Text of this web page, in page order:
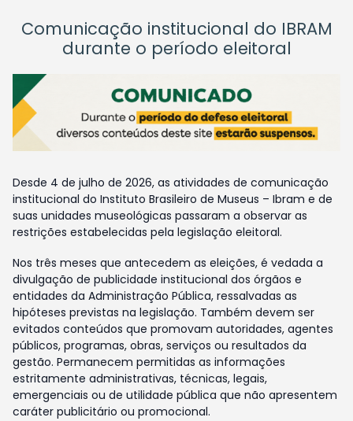
Comunicação institucional do IBRAM
durante o período eleitoral
Desde 4 de julho de 2026, as atividades de comunicação
institucional do Instituto Brasileiro de Museus – Ibram e de
suas unidades museológicas passaram a observar as
restrições estabelecidas pela legislação eleitoral.
Nos três meses que antecedem as eleições, é vedada a
divulgação de publicidade institucional dos órgãos e
entidades da Administração Pública, ressalvadas as
hipóteses previstas na legislação. Também devem ser
evitados conteúdos que promovam autoridades, agentes
públicos, programas, obras, serviços ou resultados da
gestão. Permanecem permitidas as informações
estritamente administrativas, técnicas, legais,
emergenciais ou de utilidade pública que não apresentem
caráter publicitário ou promocional.